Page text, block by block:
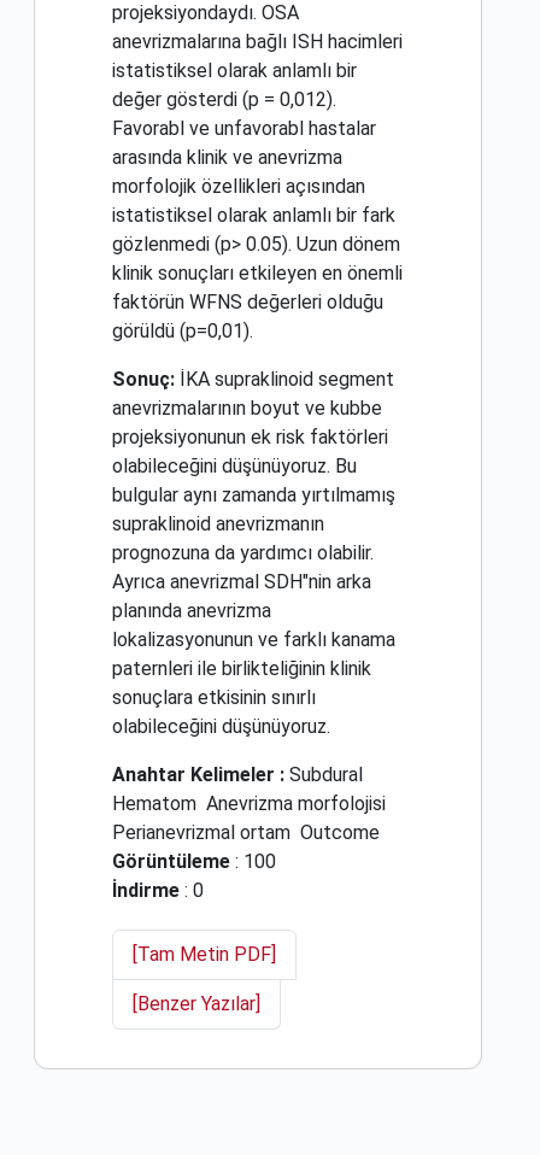
projeksiyondaydı. OSA
anevrizmalarına bağlı ISH hacimleri
istatistiksel olarak anlamlı bir
değer gösterdi (p = 0,012).
Favorabl ve unfavorabl hastalar
arasında klinik ve anevrizma
morfolojik özellikleri açısından
istatistiksel olarak anlamlı bir fark
gözlenmedi (p> 0.05). Uzun dönem
klinik sonuçları etkileyen en önemli
faktörün WFNS değerleri olduğu
görüldü (p=0,01).
Sonuç:
İKA supraklinoid segment
anevrizmalarının boyut ve kubbe
projeksiyonunun ek risk faktörleri
olabileceğini düşünüyoruz. Bu
bulgular aynı zamanda yırtılmamış
supraklinoid anevrizmanın
prognozuna da yardımcı olabilir.
Ayrıca anevrizmal SDH"nin arka
planında anevrizma
lokalizasyonunun ve farklı kanama
paternleri ile birlikteliğinin klinik
sonuçlara etkisinin sınırlı
olabileceğini düşünüyoruz.
Anahtar Kelimeler : Subdural
Hematom Anevrizma morfolojisi
Perianevrizmal ortam Outcome
Görüntüleme : 100
İndirme : 0
[Tam Metin PDF]
[Benzer Yazılar]